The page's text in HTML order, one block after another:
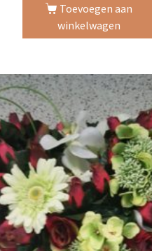
Toevoegen aan
winkelwagen